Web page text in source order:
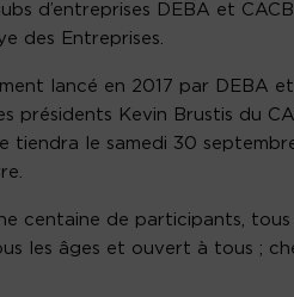
d’entreprises DEBA et
des Entreprises.
lancé en 2017 par DEBA
présidents Kevin Brustis du
tiendra le samedi 30
centaine de participants,
les âges et ouvert à tous ;